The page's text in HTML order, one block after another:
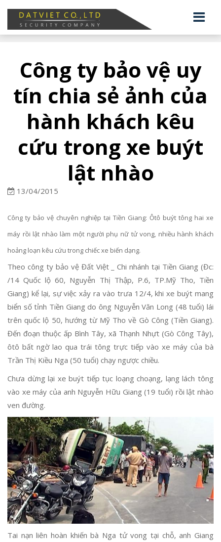
Công ty bảo vệ uy
tín chia sẻ ảnh của
hành khách kêu
cứu trong xe buýt
lật nhào
13/04/2015
Công ty bảo vệ chuyên nghiệp tại Tiền Giang: Ôtô buýt tông hai xe
máy rồi lật nhào làm một người phụ nữ tử vong, nhiều hành khách
hoảng loạn kêu cứu trong chiếc xe biến dạng.
Theo công ty bảo vệ Đất Việt _ Chi nhánh tại Tiền Giang (Đc:
/14 Quốc lộ 60, Nguyễn Thị Thập, P.6, TP.Mỹ Tho, Tiền
Giang) kể lại, sự việc xảy ra vào trưa 12/4, khi xe buýt mang
biển số tỉnh Tiền Giang do ông Nguyễn Văn Long (48 tuổi) lái
trên quốc lộ 50, hướng từ Mỹ Tho về Gò Công (Tiền Giang).
Đến đoạn thuộc ấp Bình Tây, xã Thạnh Nhựt (Gò Công Tây),
ôtô bất ngờ lao qua trái tông trực tiếp vào xe máy của bà
Trần Thị Kiều Nga (50 tuổi) chạy ngược chiều.
Chưa dừng lại xe buýt tiếp tục loạng choạng, lạng lách tông
vào xe máy của anh Nguyễn Hữu Giang (19 tuổi) rồi lật nhào
ven đường.
Tai nạn liên hoàn khiến bà Nga tử vong tại chỗ, anh Giang